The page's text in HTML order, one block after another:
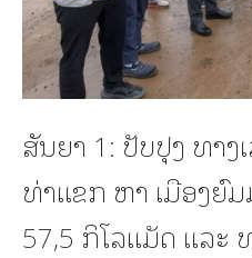
ສັນຍາ 1: ປັບປຸງ ທາງ
ທ່າແຂກ ຫາ ເມືອງຍົ
57,5 ກິໂລແມັດ ແລະ